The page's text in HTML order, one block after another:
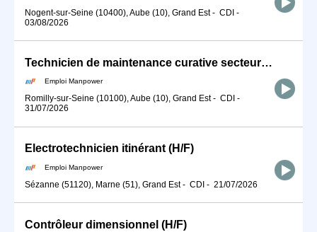
Nogent-sur-Seine (10400), Aube (10), Grand Est- CDI -
03/08/2026
Technicien de maintenance curative secteur éolien (H/F)
Emploi Manpower
Romilly-sur-Seine (10100), Aube (10), Grand Est- CDI -
31/07/2026
Electrotechnicien itinérant (H/F)
Emploi Manpower
Sézanne (51120), Marne (51), Grand Est- CDI - 21/07/2026
Contrôleur dimensionnel (H/F)